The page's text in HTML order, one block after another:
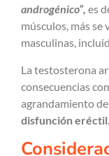
androgénico”, es
músculos, más
masculinas,
La testosterona
consecuencias
agrandamiento
disfunción eréctil